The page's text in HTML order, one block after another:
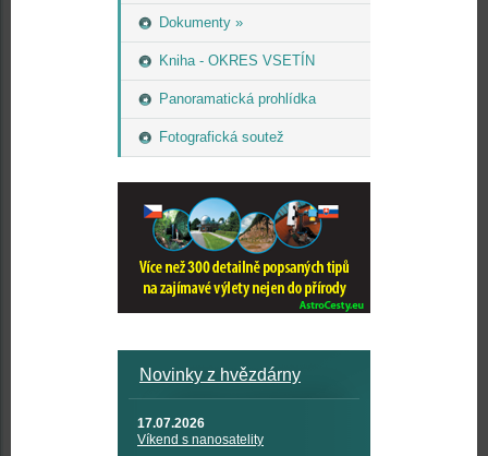
Dokumenty »
Kniha - OKRES VSETÍN
Panoramatická prohlídka
Fotografická soutež
Novinky z hvězdárny
17.07.2026
Víkend s nanosatelity